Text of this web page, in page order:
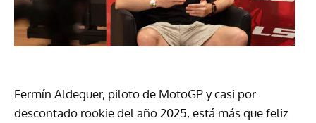
Fermín Aldeguer, piloto de MotoGP y casi por
descontado rookie del año 2025, está más que feliz